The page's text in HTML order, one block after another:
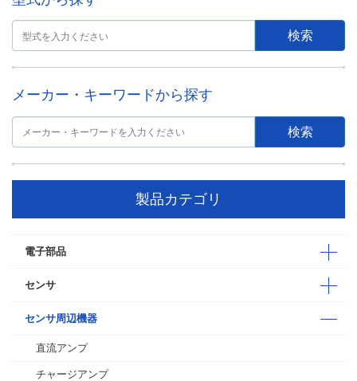
メーカー・キーワードから探す
製品カテゴリ
電子部品
センサ
センサ周辺機器
直流アンプ
チャージアンプ